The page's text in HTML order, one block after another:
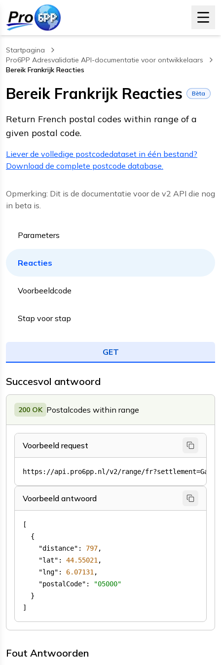
Startpagina
Pro6PP Adresvalidatie API-documentatie voor ontwikkelaars
Bereik Frankrijk Reacties
, current page
Bereik Frankrijk Reacties Bèta
Return French postal codes within range of a
given postal code.
Liever de volledige postcodedataset in één bestand?
Download de complete postcode database.
Opmerking: Dit is de documentatie voor de v2 API die nog
in beta is.
Parameters
Reacties
Voorbeeldcode
Stap voor stap
GET
Succesvol antwoord
200 OK Postalcodes within range
Voorbeeld request
Voorbeeld antwoord
"distance" : 797
"lat" : 44.55021
"lng" : 6.07131
"postalCode" :
"05000"
]
Fout Antwoorden